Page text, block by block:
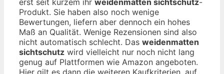
erst seit kurzem ihr weidenmatten sichtschutz-
Produkt. Sie haben also noch wenige
Bewertungen, liefern aber dennoch ein hohes
Maß an Qualität. Wenige Rezensionen sind also
nicht automatisch schlecht. Das weidenmatten
sichtschutz wird vielleicht nur noch nicht lang
genug auf Plattformen wie Amazon angeboten.